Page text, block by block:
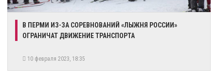
В ПЕРМИ ИЗ-ЗА СОРЕВНОВАНИЙ «ЛЫЖНЯ РОССИИ»
ОГРАНИЧАТ ДВИЖЕНИЕ ТРАНСПОРТА
10 февраля 2023, 18:35